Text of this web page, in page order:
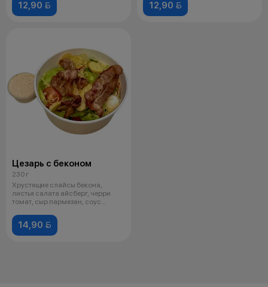
12,90  12,90 
Цезарь с беконом
230 г
Хрустящие слайсы бекона,
листья салата айсберг, черри
томат, сыр пармезан, соус
14,90 